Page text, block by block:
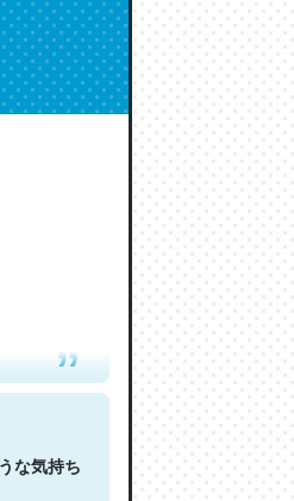
人は原文
な気持ち